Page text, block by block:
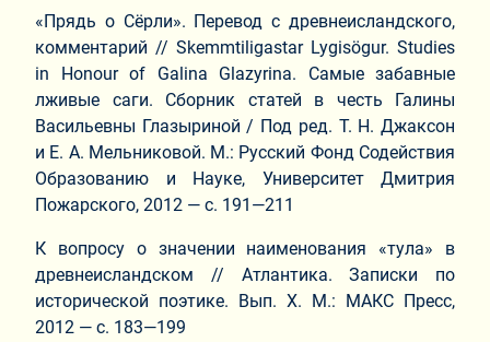
«Прядь о Сёрли». Перевод с древнеисландского,
комментарий // Skemmtiligastar Lygisögur. Studies
in Honour of Galina Glazyrina. Самые забавные
лживые саги. Сборник статей в честь Галины
Васильевны Глазыриной / Под ред. Т. Н. Джаксон
и Е. А. Мельниковой. М.: Русский Фонд Содействия
Образованию и Науке, Университет Дмитрия
Пожарского, 2012 — с. 191—211
К вопросу о значении наименования «тула» в
древнеисландском // Атлантика. Записки по
исторической поэтике. Вып. X. М.: МАКС Пресс,
2012 — с. 183—199